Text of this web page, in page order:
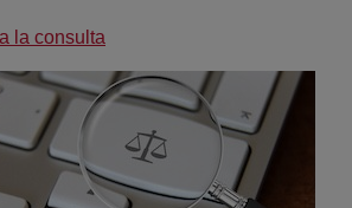
la consulta